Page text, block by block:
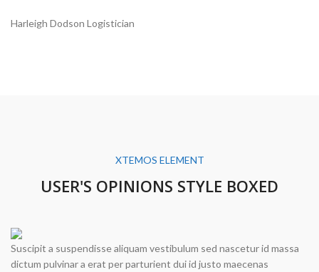
Harleigh Dodson Logistician
XTEMOS ELEMENT
USER'S OPINIONS STYLE BOXED
Suscipit a suspendisse aliquam vestibulum sed nascetur id massa
dictum pulvinar a erat per parturient dui id justo maecenas